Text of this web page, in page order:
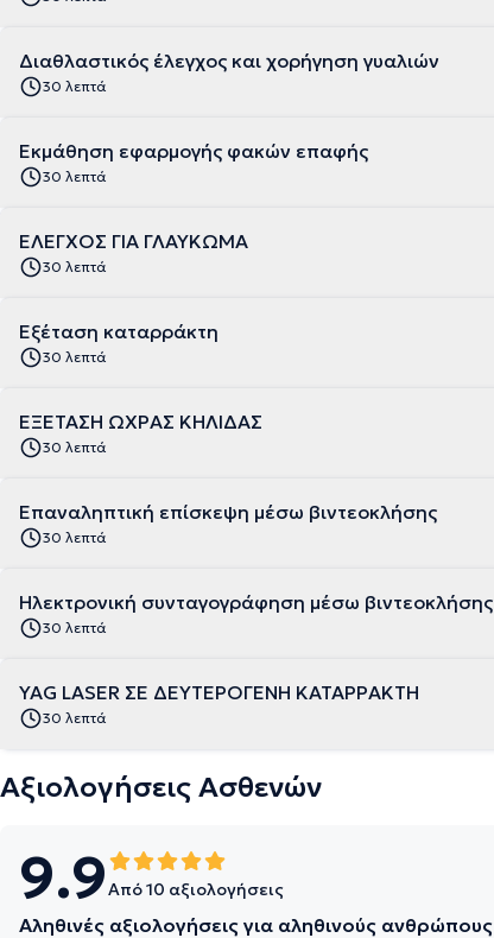
Διαθλαστικός έλεγχος και χορήγηση γυαλιών
30 λεπτά
Εκμάθηση εφαρμογής φακών επαφής
30 λεπτά
ΕΛΕΓΧΟΣ ΓΙΑ ΓΛΑΥΚΩΜΑ
30 λεπτά
Εξέταση καταρράκτη
30 λεπτά
ΕΞΕΤΑΣΗ ΩΧΡΑΣ ΚΗΛΙΔΑΣ
30 λεπτά
Επαναληπτική επίσκεψη μέσω βιντεοκλήσης
30 λεπτά
Ηλεκτρονική συνταγογράφηση μέσω βιντεοκλήσης
30 λεπτά
YAG LASER ΣΕ ΔΕΥΤΕΡΟΓΕΝΗ ΚΑΤΑΡΡΑΚΤΗ
30 λεπτά
Αξιολογήσεις Ασθενών
9.9Από 10 αξιολογήσεις
Αληθινές αξιολογήσεις για αληθινούς ανθρώπους